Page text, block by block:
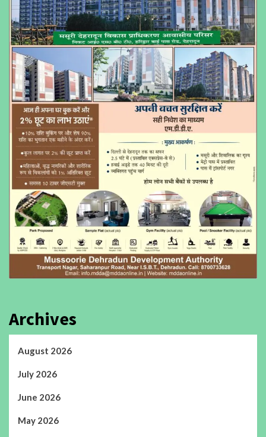
Archives
August 2026
July 2026
June 2026
May 2026